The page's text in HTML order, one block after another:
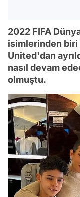
2022 FIFA
isimlerinden
United'dan
nasıl devam
olmuştu.